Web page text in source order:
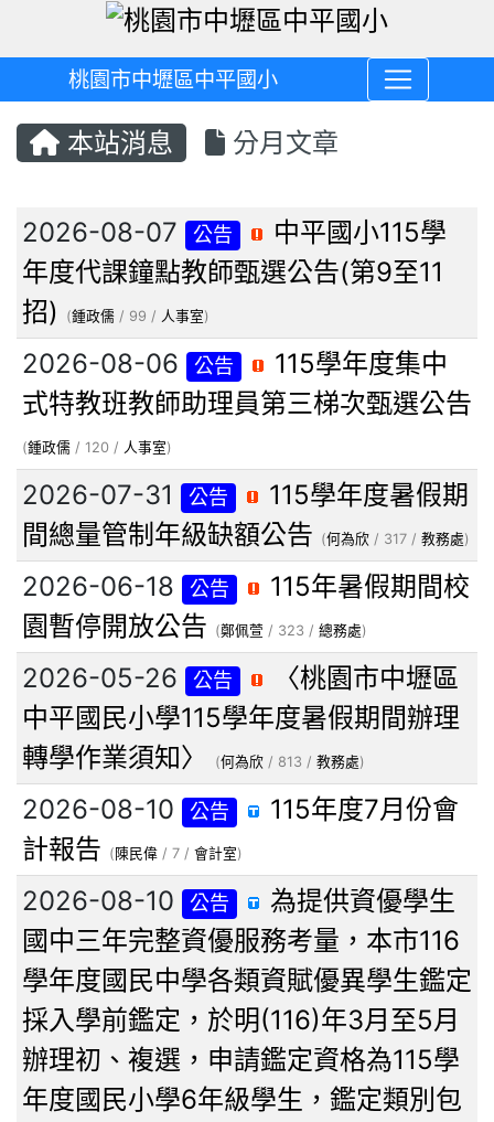
桃園市中壢區中平國小
本站消息 分月文章
文章列表
2026-08-07 公告
中平國小115學
年度代課鐘點教師甄選公告(第9至11
招)
(鍾政儒 / 99 / 人事室)
2026-08-06 公告
115學年度集中
式特教班教師助理員第三梯次甄選公告
(鍾政儒 / 120 / 人事室)
2026-07-31 公告
115學年度暑假期
間總量管制年級缺額公告 (何為欣 / 317 / 教務處)
2026-06-18 公告
115年暑假期間校
園暫停開放公告 (鄭佩萱 / 323 / 總務處)
2026-05-26 公告
〈桃園市中壢區
中平國民小學115學年度暑假期間辦理
轉學作業須知〉
(何為欣 / 813 / 教務處)
2026-08-10 公告
115年度7月份會
計報告 (陳民偉 / 7 / 會計室)
2026-08-10 公告
為提供資優學生
國中三年完整資優服務考量，本市116
學年度國民中學各類資賦優異學生鑑定
採入學前鑑定，於明(116)年3月至5月
辦理初、複選，申請鑑定資格為115學
年度國民小學6年級學生，鑑定類別包